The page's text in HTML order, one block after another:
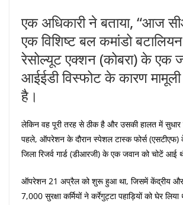
एक अधिकारी ने बताया, “आज
एक विशिष्ट बल कमांडो
रेसोल्यूट एक्शन (कोबरा) के एक
आईईडी विस्फोट के कारण
है।
लेकिन वह पूरी तरह से ठीक है और उसकी हालत में सुधार
पहले, ऑपरेशन के दौरान स्पेशल टास्क फोर्स
जिला रिजर्व गार्ड (डीआरजी) के एक जवान को चोटें आई
ऑपरेशन 21 अप्रैल को शुरू हुआ था, जिसमें केंद्रीय और
7,000 सुरक्षा कर्मियों ने कर्रेगुट्टा पहाड़ियों को घेर लिया